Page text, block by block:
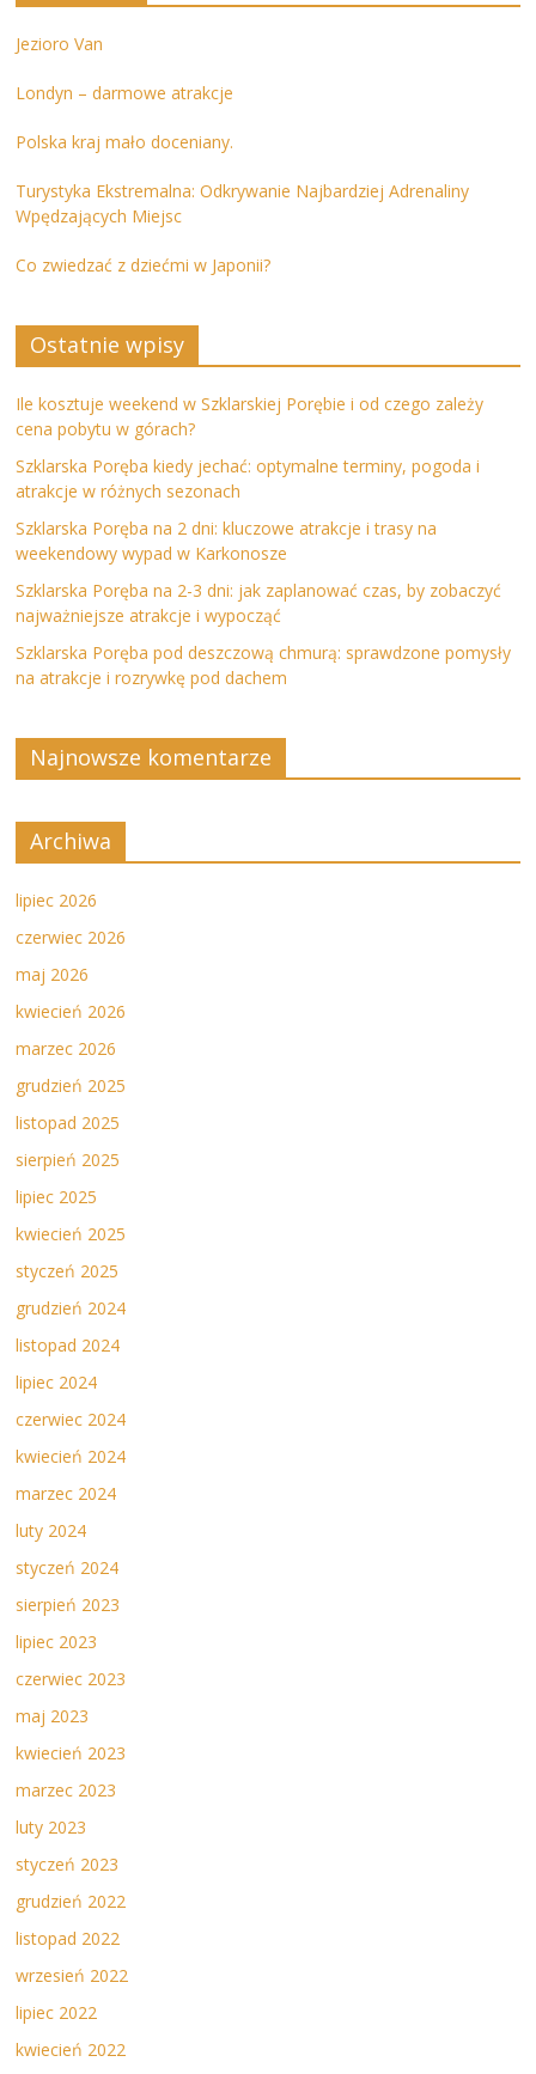
Jezioro Van
Londyn – darmowe atrakcje
Polska kraj mało doceniany.
Turystyka Ekstremalna: Odkrywanie Najbardziej Adrenaliny
Wpędzających Miejsc
Co zwiedzać z dziećmi w Japonii?
Ostatnie wpisy
Ile kosztuje weekend w Szklarskiej Porębie i od czego zależy
cena pobytu w górach?
Szklarska Poręba kiedy jechać: optymalne terminy, pogoda i
atrakcje w różnych sezonach
Szklarska Poręba na 2 dni: kluczowe atrakcje i trasy na
weekendowy wypad w Karkonosze
Szklarska Poręba na 2-3 dni: jak zaplanować czas, by zobaczyć
najważniejsze atrakcje i wypocząć
Szklarska Poręba pod deszczową chmurą: sprawdzone pomysły
na atrakcje i rozrywkę pod dachem
Najnowsze komentarze
Archiwa
lipiec 2026
czerwiec 2026
maj 2026
kwiecień 2026
marzec 2026
grudzień 2025
listopad 2025
sierpień 2025
lipiec 2025
kwiecień 2025
styczeń 2025
grudzień 2024
listopad 2024
lipiec 2024
czerwiec 2024
kwiecień 2024
marzec 2024
luty 2024
styczeń 2024
sierpień 2023
lipiec 2023
czerwiec 2023
maj 2023
kwiecień 2023
marzec 2023
luty 2023
styczeń 2023
grudzień 2022
listopad 2022
wrzesień 2022
lipiec 2022
kwiecień 2022